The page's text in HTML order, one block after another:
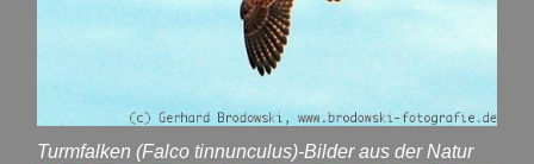
Turmfalken (Falco tinnunculus)-Bilder aus der Natur